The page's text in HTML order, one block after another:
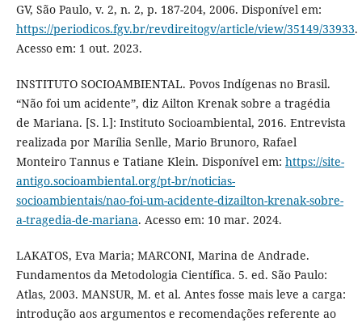
GV, São Paulo, v. 2, n. 2, p. 187-204, 2006. Disponível em:
https://periodicos.fgv.br/revdireitogv/article/view/35149/33933.
Acesso em: 1 out. 2023.
INSTITUTO SOCIOAMBIENTAL. Povos Indígenas no Brasil.
“Não foi um acidente”, diz Ailton Krenak sobre a tragédia
de Mariana. [S. l.]: Instituto Socioambiental, 2016. Entrevista
realizada por Marília Senlle, Mario Brunoro, Rafael
Monteiro Tannus e Tatiane Klein. Disponível em: https://site-
antigo.socioambiental.org/pt-br/noticias-
socioambientais/nao-foi-um-acidente-dizailton-krenak-sobre-
a-tragedia-de-mariana. Acesso em: 10 mar. 2024.
LAKATOS, Eva Maria; MARCONI, Marina de Andrade.
Fundamentos da Metodologia Científica. 5. ed. São Paulo:
Atlas, 2003. MANSUR, M. et al. Antes fosse mais leve a carga:
introdução aos argumentos e recomendações referente ao